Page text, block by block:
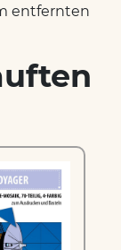
entfernten